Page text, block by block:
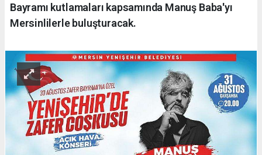
Bayramı kutlamaları kapsamında Manuş Baba'yı
Mersinlilerle buluşturacak.